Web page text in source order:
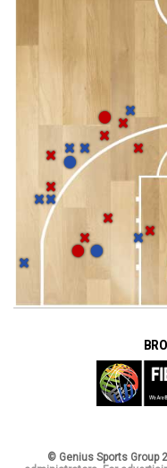
© Genius Sports Group